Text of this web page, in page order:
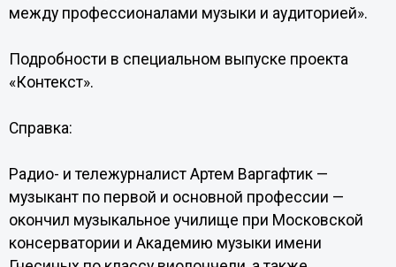
между профессионалами музыки и аудиторией».
Подробности в специальном выпуске проекта
«Контекст».
Справка:
Радио- и тележурналист Артем Варгафтик —
музыкант по первой и основной профессии —
окончил музыкальное училище при Московской
консерватории и Академию музыки имени